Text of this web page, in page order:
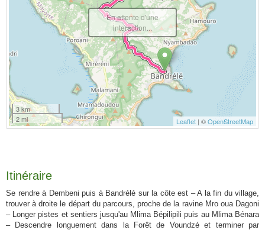
3 km
2 mi
Leaflet | ©OpenStreetMap
En attente d'une
interaction...
Itinéraire
Se rendre à Dembeni puis à Bandrélé sur la côte est – A la fin du village,
trouver à droite le départ du parcours, proche de la ravine Mro oua Dagoni
– Longer pistes et sentiers jusqu'au Mlima Bépilipili puis au Mlima Bénara
– Descendre longuement dans la Forêt de Voundzé et terminer par